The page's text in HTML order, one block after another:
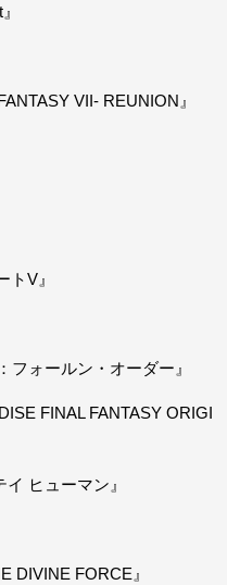
VII- REUNION』
トV』
フォールン・オーダー』
FINAL FANTASY ORIGI
イ ヒューマン』
DIVINE FORCE』